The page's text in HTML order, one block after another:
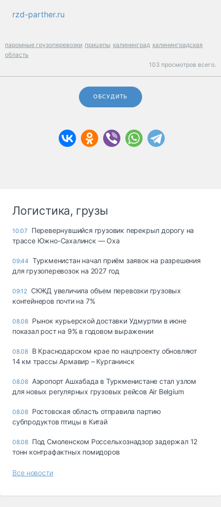
rzd-parther.ru
паромные грузоперевозки прицепы калининград калининградская
область
103 просмотров всего.
ОБСУДИТЬ
Логистика, грузы
10:07
Перевернувшийся грузовик перекрыл дорогу на
трассе Южно-Сахалинск — Оха
09:44 Туркменистан начал приём заявок на разрешения
для грузоперевозок на 2027 год
09:12 СКЖД увеличила объем перевозки грузовых
контейнеров почти на 7%
08.08 Рынок курьерской доставки Удмуртии в июне
показал рост на 9% в годовом выражении
08.08 В Краснодарском крае по нацпроекту обновляют
14 км трассы Армавир – Курганинск
08.08 Аэропорт Ашхабада в Туркменистане стал узлом
для новых регулярных грузовых рейсов Air Belgium
08.08 Ростовская область отправила партию
субпродуктов птицы в Китай
08.08 Под Смоленском Россельхознадзор задержал 12
тонн контрафактных помидоров
Все новости